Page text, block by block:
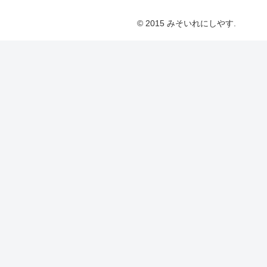
© 2015 みそいれにしやす.